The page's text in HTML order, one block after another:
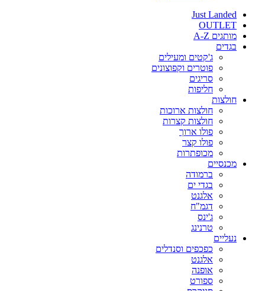
Just Landed
OUTLET
מותגים A-Z
בגדים
ג'קטים ומעילים
פוטרים וקפוצונים
סריגים
חליפות
חולצות
חולצות ארוכות
חולצות קצרות
פולו ארוך
פולו קצר
מכופתרות
מכנסיים
ברמודה
בגדי ים
אלגנט
דגמ"ח
ג'ינס
טרנינג
נעליים
כפכפים וסנדלים
אלגנט
אופנה
ספורט